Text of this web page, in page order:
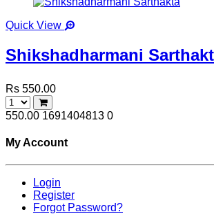
Quick View
Shikshadharmani
Rs 550.00
550.00 1691404813 0
My Account
Login
Register
Forgot Password?